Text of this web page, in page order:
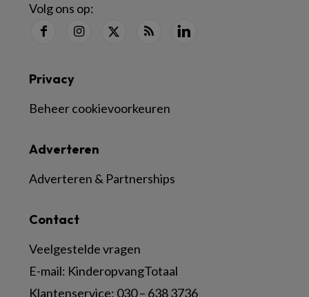
Volg ons op:
Contact
Veelgestelde vragen
E-mail: KinderopvangTotaal
Klantenservice: 030 – 638 3736
Adverteren
Adverteren & Partnerships
Privacy
Beheer cookievoorkeuren